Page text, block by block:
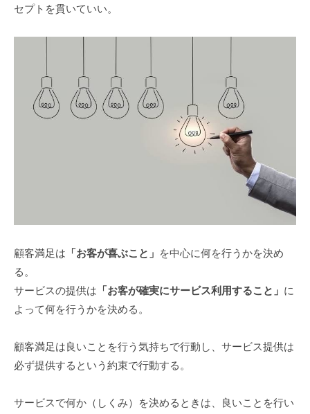
セプトを貫いていい。
顧客満足は 「お客が喜ぶこと」 を中心に何を行うかを決め
る。
サービスの提供は 「お客が確実にサービス利用すること」 に
よって何を行うかを決める。
顧客満足は良いことを行う気持ちで行動し、サービス提供は
必ず提供するという約束で行動する。
サービスで何か（しくみ）を決めるときは、良いことを行い